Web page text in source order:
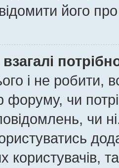
його
і не робити,
форуму, чи
чи
користувачів,